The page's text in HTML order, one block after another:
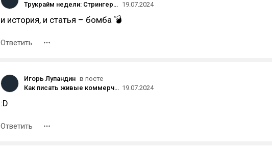
Трукрайм недели: Стрингер нервно дымит в сторонке 19.07.2024
и история, и статья – бомба 💣
Ответить
Игорь Лупандин в посте
Как писать живые коммерческие тексты, чтобы они решили задачи и не оказались в корзине 19.07.2024
:D
Ответить